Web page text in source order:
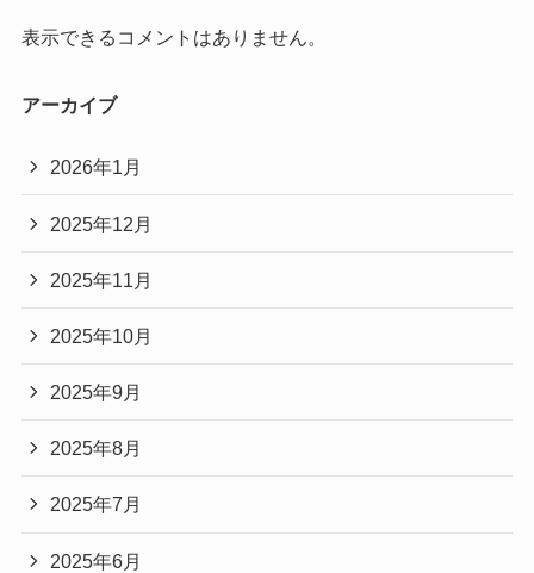
表示できるコメントはありません。
アーカイブ
2026年1月
2025年12月
2025年11月
2025年10月
2025年9月
2025年8月
2025年7月
2025年6月